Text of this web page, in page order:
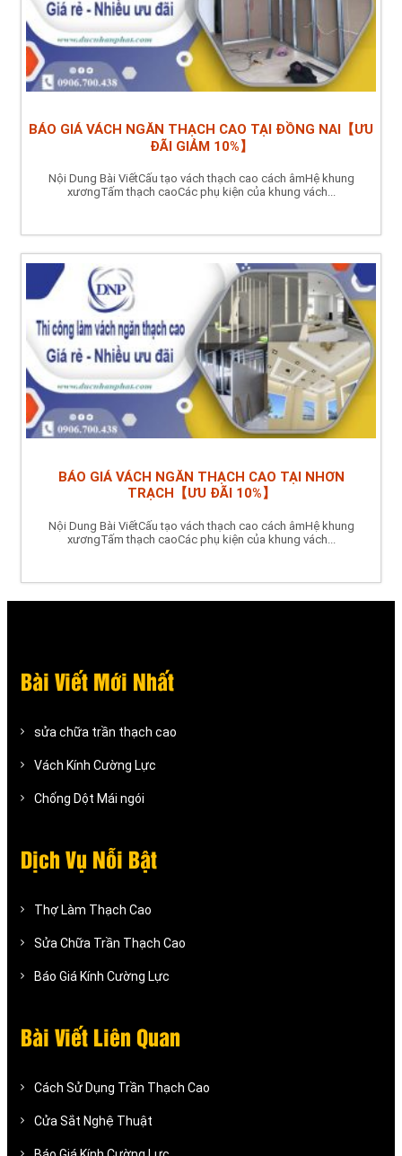
BÁO GIÁ VÁCH NGĂN THẠCH CAO TẠI ĐỒNG NAI【ƯU
ĐÃI GIẢM 10%】
Nội Dung Bài ViếtCấu tạo vách thạch cao cách âmHệ khung
xươngTấm thạch caoCác phụ kiện của khung vách...
BÁO GIÁ VÁCH NGĂN THẠCH CAO TẠI NHƠN
TRẠCH【ƯU ĐÃI 10%】
Nội Dung Bài ViếtCấu tạo vách thạch cao cách âmHệ khung
xươngTấm thạch caoCác phụ kiện của khung vách...
Bài Viết Mới Nhất
sửa chữa trần thạch cao
Vách Kính Cường Lực
Chống Dột Mái ngói
Dịch Vụ Nỗi Bật
Thợ Làm Thạch Cao
Sửa Chữa Trần Thạch Cao
Báo Giá Kính Cường Lực
Bài Viết Liên Quan
Cách Sử Dụng Trần Thạch Cao
Cửa Sắt Nghệ Thuật